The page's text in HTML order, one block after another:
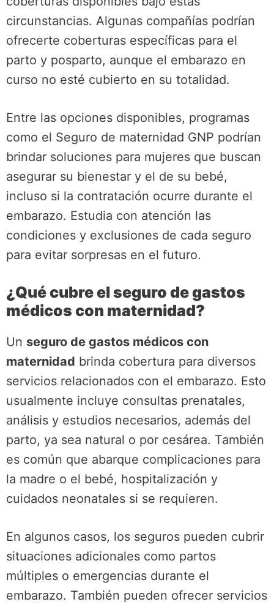
circunstancias. Algunas compañías podrían
ofrecerte coberturas específicas para el
parto y posparto, aunque el embarazo en
curso no esté cubierto en su totalidad.
Entre las opciones disponibles, programas
como el Seguro de maternidad GNP podrían
brindar soluciones para mujeres que buscan
asegurar su bienestar y el de su bebé,
incluso si la contratación ocurre durante el
embarazo. Estudia con atención las
condiciones y exclusiones de cada seguro
para evitar sorpresas en el futuro.
¿Qué cubre el seguro de gastos
médicos con maternidad?
Un seguro de gastos médicos con
maternidad brinda cobertura para diversos
servicios relacionados con el embarazo. Esto
usualmente incluye consultas prenatales,
análisis y estudios necesarios, además del
parto, ya sea natural o por cesárea. También
es común que abarque complicaciones para
la madre o el bebé, hospitalización y
cuidados neonatales si se requieren.
En algunos casos, los seguros pueden cubrir
situaciones adicionales como partos
múltiples o emergencias durante el
embarazo. También pueden ofrecer servicios